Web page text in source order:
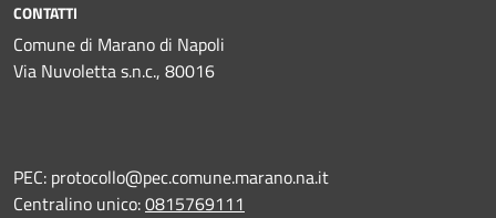
CONTATTI
Comune di Marano di Napoli
Via Nuvoletta s.n.c., 80016
PEC: protocollo@pec.comune.marano.na.it
Centralino unico:0815769111